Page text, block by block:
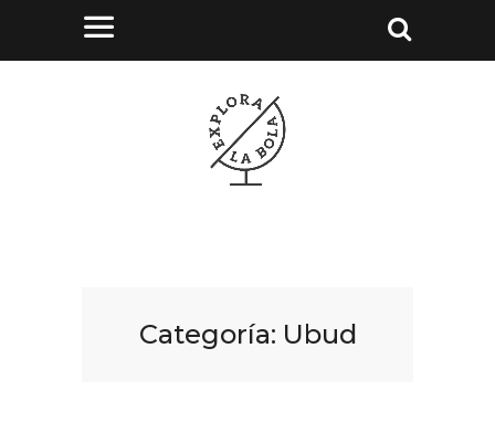
Categoría: Ubud